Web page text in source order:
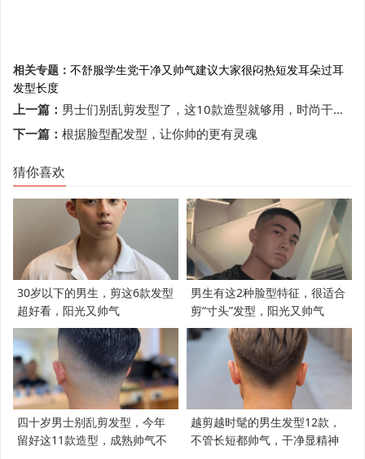
相关专题： 不舒服学生党干净又帅气建议大家很闷热短发耳朵过耳
发型长度
上一篇： 男士们别乱剪发型了，这10款造型就够用，时尚干净显魅力
下一篇： 根据脸型配发型，让你帅的更有灵魂
猜你喜欢
30岁以下的男生，剪这6款发型
超好看，阳光又帅气
男生有这2种脸型特征，很适合
剪“寸头”发型，阳光又帅气
四十岁男士别乱剪发型，今年
留好这11款造型，成熟帅气不
越剪越时髦的男生发型12款，
不管长短都帅气，干净显精神